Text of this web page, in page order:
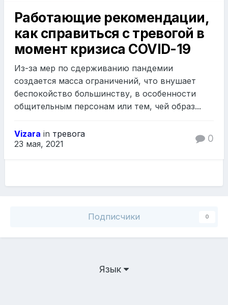
Работающие рекомендации,
как справиться с тревогой в
момент кризиса COVID-19
Из-за мер по сдерживанию пандемии
создается масса ограничений, что внушает
беспокойство большинству, в особенности
общительным персонам или тем, чей образ...
Vizara in тревога
23 мая, 2021
0
Подписчики 0
Язык